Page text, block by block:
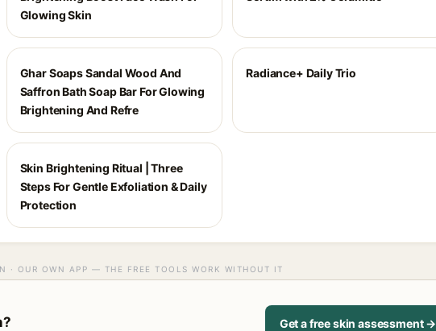
Glowing Skin
Ghar Soaps Sandal Wood And
Saffron Bath Soap Bar For Glowing
Brightening And Refre
Radiance+ Daily Trio
Skin Brightening Ritual | Three
Steps For Gentle Exfoliation & Daily
Protection
· OUR OWN APP — THE FREE TOOLS WORK WITHOUT IT
Get a free skin assessment →